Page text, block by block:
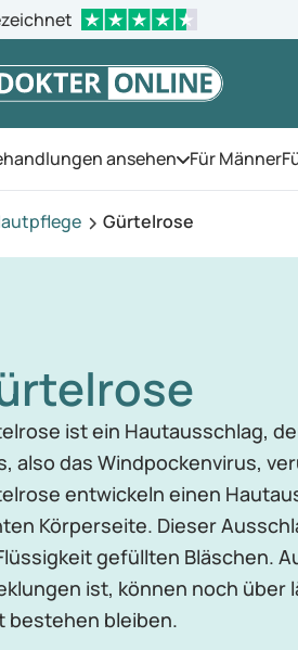
ansehen Öffnen Sie
Für Männer
Gürtelrose
ist ein Hautausschlag,
also das Windpockenvirus,
entwickeln einen
Körperseite. Dieser
gefüllten Bläschen.
ist, können noch über
bestehen bleiben.